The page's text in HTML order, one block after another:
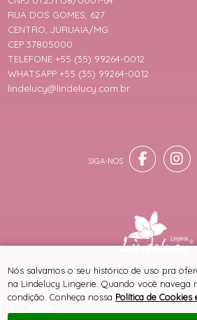
SITE 100% SEGURO
RUA DOS GOMES, 627
CENTRO, JURUAIA/MG
CEP 37805000
TELEFONE +55 (35) 99264-0012
WHATSAPP +55 (35) 99264-0012
lindelucy@lindelucy.com.br
® TODOS DIREITOS RESERVADOS
Nós salvamos o seu histórico de uso pra
na Lindelucy Lingerie. Quando você navega
condição. Conheça nossa Política de Cookies